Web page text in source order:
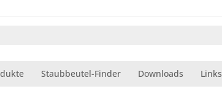
Staubbeutel-Finder Downloads Links